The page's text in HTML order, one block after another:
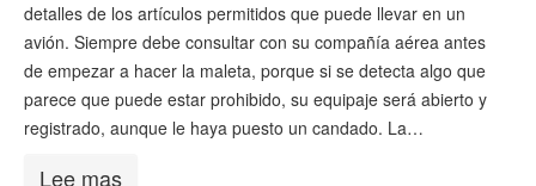
detalles de los artículos permitidos que puede llevar en un
avión. Siempre debe consultar con su compañía aérea antes
de empezar a hacer la maleta, porque si se detecta algo que
parece que puede estar prohibido, su equipaje será abierto y
registrado, aunque le haya puesto un candado. La…
Lee mas